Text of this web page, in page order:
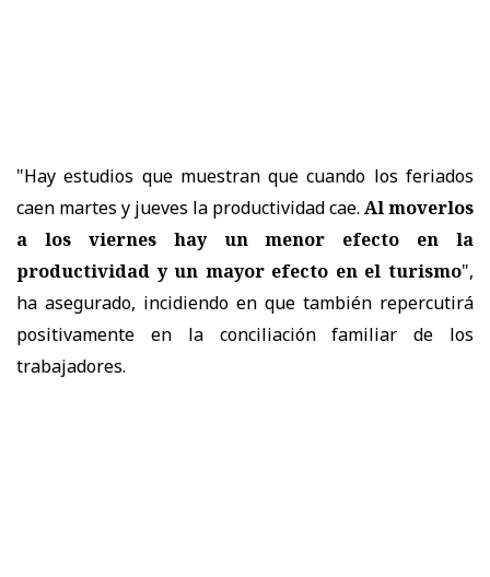
"Hay estudios que muestran que cuando los feriados
caen martes y jueves la productividad cae. Al moverlos
a los viernes hay un menor efecto en la
productividad y un mayor efecto en el turismo",
ha asegurado, incidiendo en que también repercutirá
positivamente en la conciliación familiar de los
trabajadores.